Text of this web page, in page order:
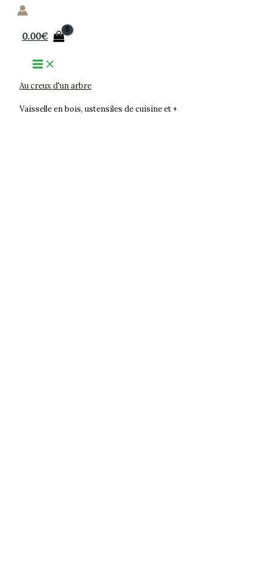
Aller
contenu
0.00€
Au creux d'un arbre
Vaisselle en bois, ustensiles de cuisine et +